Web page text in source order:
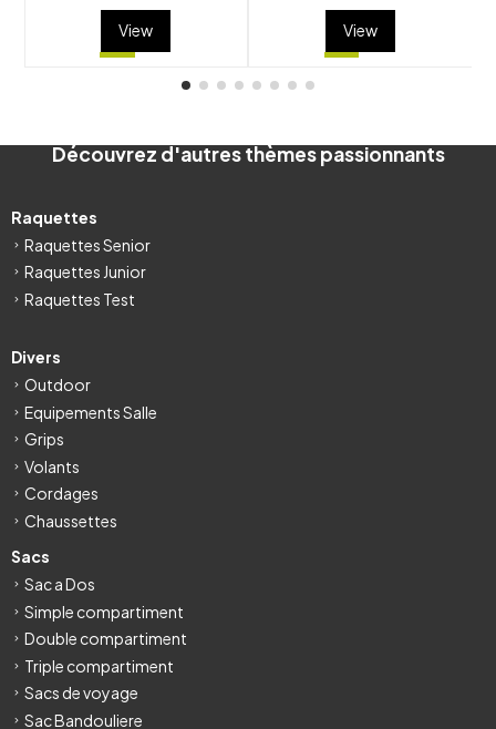
View View
Découvrez d'autres thèmes passionnants
Raquettes
Raquettes Senior
Raquettes Junior
Raquettes Test
Divers
Outdoor
Equipements Salle
Grips
Volants
Cordages
Chaussettes
Sacs
Sac a Dos
Simple compartiment
Double compartiment
Triple compartiment
Sacs de voyage
Sac Bandouliere